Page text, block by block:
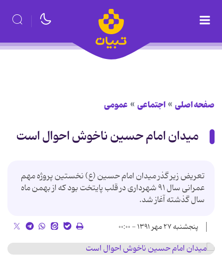
صفحه اصلی اجتماعی عمومی
میدان امام حسین ناخوش احوال است
تعریض زیر گذر میدان امام حسین (ع) نخستین پروژه مهم
عمرانی سال ۹۱ شهرداری در قلب پایتخت بود که از بهمن ماه
سال گذشته آغاز شد.
پنجشنبه ۲۷ مهر ۱۳۹۱ - ۰۰:۰۰